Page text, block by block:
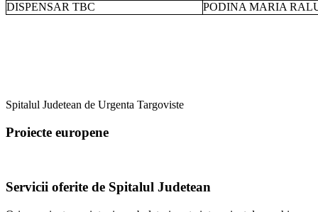
DISPENSAR TBC
PODINA MARIA
Spitalul Judetean de Urgenta Targoviste
Proiecte europene
Servicii oferite de Spitalul Judetean